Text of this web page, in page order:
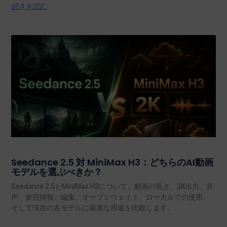
続きを読む
Seedance 2.5 対 MiniMax H3：どちらのAI動画
モデルを選ぶべきか？
Seedance 2.5とMiniMax H3について、動画の長さ、2K出力、音
声、参照情報、編集、オープンウェイト、ローカルでの使用、
そして現在の各モデルに最適な用途を比較します。.